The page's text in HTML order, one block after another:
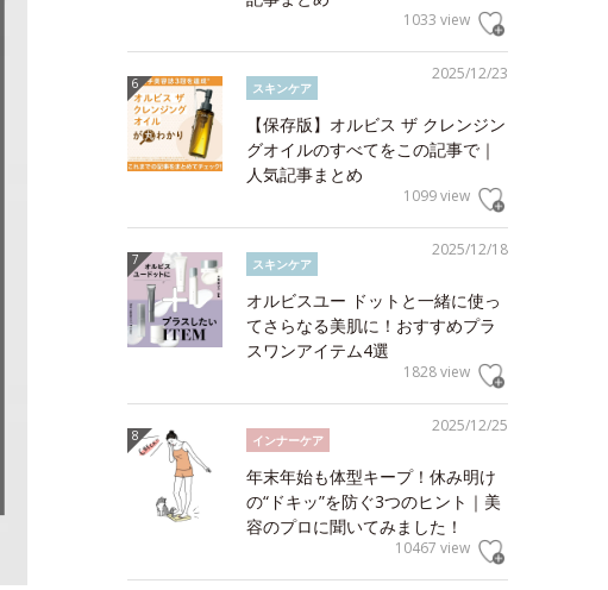
1033 view
2025/12/23
スキンケア
【保存版】オルビス ザ クレンジン
グオイルのすべてをこの記事で｜
人気記事まとめ
1099 view
2025/12/18
スキンケア
オルビスユー ドットと一緒に使っ
てさらなる美肌に！おすすめプラ
スワンアイテム4選
1828 view
2025/12/25
インナーケア
年末年始も体型キープ！休み明け
の“ドキッ”を防ぐ3つのヒント｜美
容のプロに聞いてみました！
10467 view